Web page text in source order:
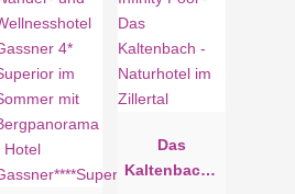
Das
Kaltenbach -